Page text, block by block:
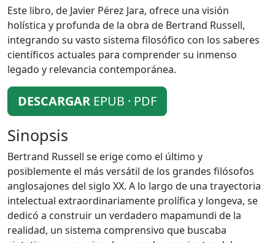
Este libro, de Javier Pérez Jara, ofrece una visión
holística y profunda de la obra de Bertrand Russell,
integrando su vasto sistema filosófico con los saberes
científicos actuales para comprender su inmenso
legado y relevancia contemporánea.
DESCARGAR EPUB · PDF
Sinopsis
Bertrand Russell se erige como el último y
posiblemente el más versátil de los grandes filósofos
anglosajones del siglo XX. A lo largo de una trayectoria
intelectual extraordinariamente prolífica y longeva, se
dedicó a construir un verdadero mapamundi de la
realidad, un sistema comprensivo que buscaba